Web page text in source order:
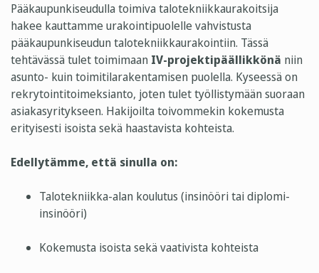
Pääkaupunkiseudulla toimiva talotekniikkaurakoitsija
hakee kauttamme urakointipuolelle vahvistusta
pääkaupunkiseudun talotekniikkaurakointiin. Tässä
tehtävässä tulet toimimaan IV-projektipäällikkönä niin
asunto- kuin toimitilarakentamisen puolella. Kyseessä on
rekrytointitoimeksianto, joten tulet työllistymään suoraan
asiakasyritykseen. Hakijoilta toivommekin kokemusta
erityisesti isoista sekä haastavista kohteista.
Edellytämme, että sinulla on:
Talotekniikka-alan koulutus (insinööri tai diplomi-
insinööri)
Kokemusta isoista sekä vaativista kohteista